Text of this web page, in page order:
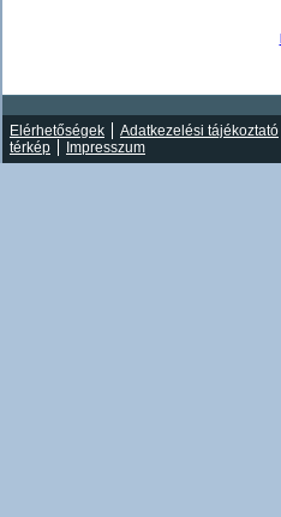
Elérhetőségek Adatkezelési tájékoztató
térkép
Impresszum